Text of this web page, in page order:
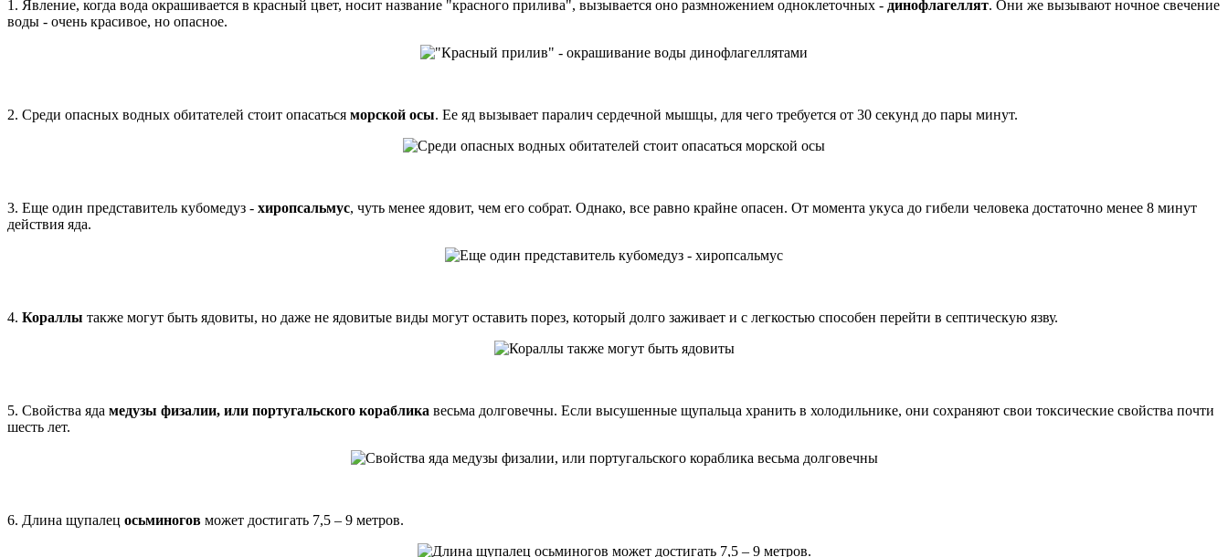
1. Явление, когда вода окрашивается в красный цвет, носит название "красного прилива", вызывается оно размножением одноклеточных - динофлагеллят. Они же вызывают ночное свечение
воды - очень красивое, но опасное.
2. Среди опасных водных обитателей стоит опасаться морской осы. Ее яд вызывает паралич сердечной мышцы, для чего требуется от 30 секунд до пары минут.
3. Еще один представитель кубомедуз - хиропсальмус, чуть менее ядовит, чем его собрат. Однако, все равно крайне опасен. От момента укуса до гибели человека достаточно менее 8 минут
действия яда.
4. Кораллы также могут быть ядовиты, но даже не ядовитые виды могут оставить порез, который долго заживает и с легкостью способен перейти в септическую язву.
5. Свойства яда медузы физалии, или португальского кораблика весьма долговечны. Если высушенные щупальца хранить в холодильнике, они сохраняют свои токсические свойства почти
шесть лет.
6. Длина щупалец осьминогов может достигать 7,5 – 9 метров.